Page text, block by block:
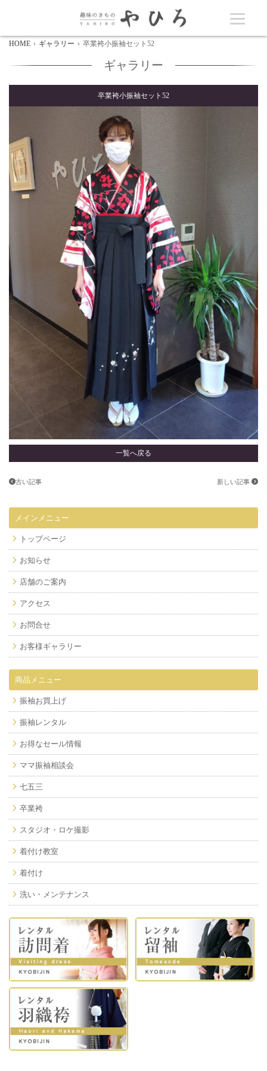
HOME ギャラリー 卒業袴小振袖セット52
ギャラリー
卒業袴小振袖セット52
一覧へ戻る
古い記事 新しい記事
メインメニュー
トップページ
お知らせ
店舗のご案内
アクセス
お問合せ
お客様ギャラリー
商品メニュー
振袖お買上げ
振袖レンタル
お得なセール情報
ママ振袖相談会
七五三
卒業袴
スタジオ・ロケ撮影
着付け教室
着付け
洗い・メンテナンス